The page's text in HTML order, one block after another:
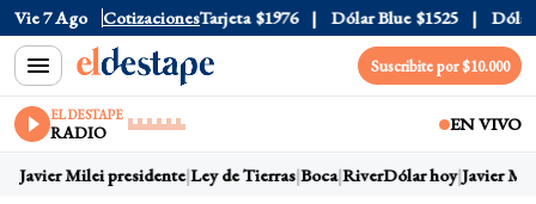
Vie 7 Ago Cotizaciones
$1520 Dólar Tarjeta $1976 Dólar Blue $1525 Dólar
Suscribite por $10.000
EL DESTAPE
RADIO EN VIVO
Javier Milei presidente Ley de Tierras Boca RiverDólar hoy Javier